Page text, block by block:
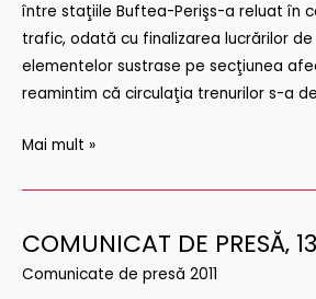
între staţiile Buftea-Perişs-a reluat în
trafic, odată cu finalizarea lucrărilor de
elementelor sustrase pe
reamintim că circulaţia trenurilor s-a
Mai mult »
COMUNICAT DE PRESĂ‚
Comunicate de presă 2011
COMUNICAT
DE